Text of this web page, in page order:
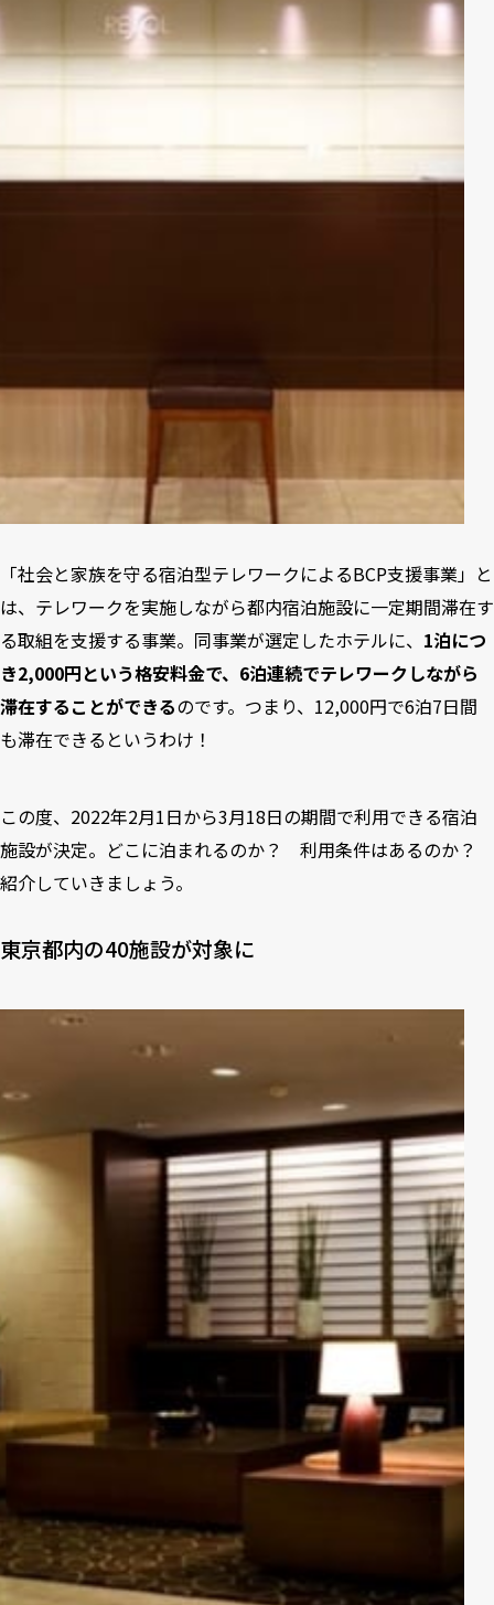
「社会と家族を守る宿泊型テレワークによるBCP支援事業」と
は、テレワークを実施しながら都内宿泊施設に一定期間滞在す
る取組を支援する事業。同事業が選定したホテルに、 1泊につ
き2,000円という格安料金で、6泊連続でテレワークしながら
滞在することができるのです。つまり、12,000円で6泊7日間
も滞在できるというわけ！
この度、2022年2月1日から3月18日の期間で利用できる宿泊
施設が決定。どこに泊まれるのか？ 利用条件はあるのか？
紹介していきましょう。
東京都内の40施設が対象に